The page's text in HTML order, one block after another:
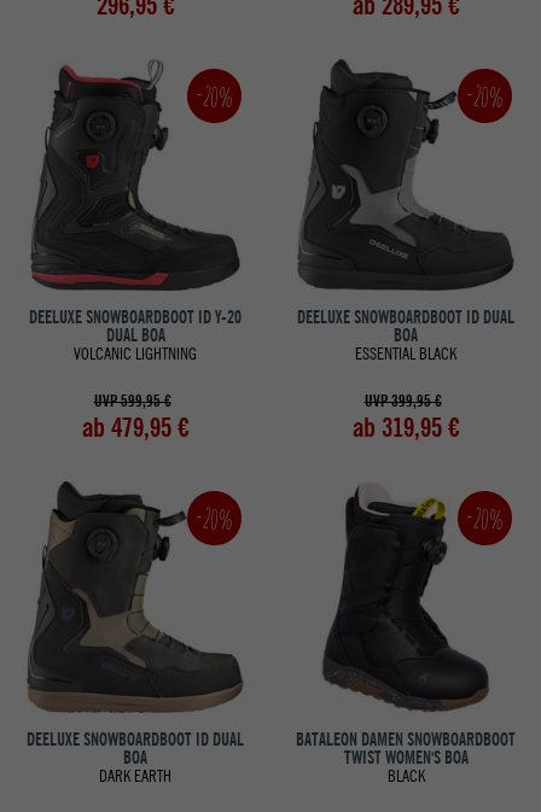
-20%
DEELUXE SNOWBOARDBOOT ID Y-20
DUAL BOA
VOLCANIC LIGHTNING
UVP 599,95 €
ab 479,95 €
-20%
DEELUXE SNOWBOARDBOOT ID DUAL
BOA
ESSENTIAL BLACK
UVP 399,95 €
ab 319,95 €
-20%
DEELUXE SNOWBOARDBOOT ID DUAL
BOA
DARK EARTH
-20%
BATALEON DAMEN SNOWBOARDBOOT
TWIST WOMEN'S BOA
BLACK